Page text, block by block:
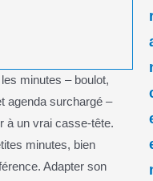
minutes – boulot,
agenda surchargé –
à un vrai casse-tête.
minutes, bien
Adapter son